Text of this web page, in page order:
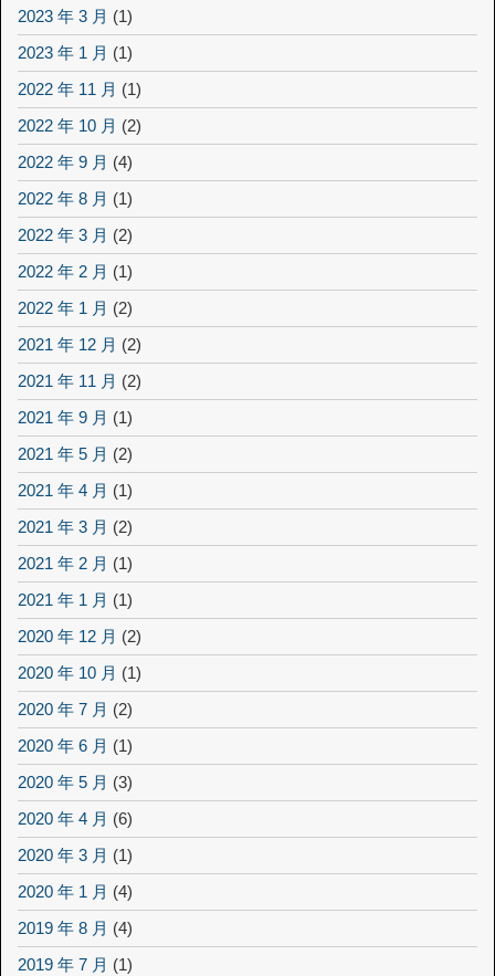
2023 年 3 月 (1)
2023 年 1 月 (1)
2022 年 11 月 (1)
2022 年 10 月 (2)
2022 年 9 月 (4)
2022 年 8 月 (1)
2022 年 3 月 (2)
2022 年 2 月 (1)
2022 年 1 月 (2)
2021 年 12 月 (2)
2021 年 11 月 (2)
2021 年 9 月 (1)
2021 年 5 月 (2)
2021 年 4 月 (1)
2021 年 3 月 (2)
2021 年 2 月 (1)
2021 年 1 月 (1)
2020 年 12 月 (2)
2020 年 10 月 (1)
2020 年 7 月 (2)
2020 年 6 月 (1)
2020 年 5 月 (3)
2020 年 4 月 (6)
2020 年 3 月 (1)
2020 年 1 月 (4)
2019 年 8 月 (4)
2019 年 7 月 (1)